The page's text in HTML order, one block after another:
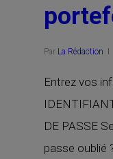
Par La Rédaction
Entrez vos
DE PASSE
passe oublié